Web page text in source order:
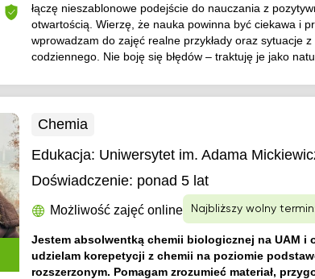
łączę nieszablonowe podejście do nauczania z
otwartością. Wierzę, że nauka powinna być ciekawa i
wprowadzam do zajęć realne przykłady oraz sytuacje z
codziennego. Nie boję się błędów – traktuję je jako
Chemia
Edukacja: Uniwersytet im. Adama
Doświadczenie: ponad 5 lat
Możliwość zajęć online Najbliższy wolny termin:
Jestem absolwentką chemii biologicznej na UAM i
udzielam korepetycji z chemii na poziomie
rozszerzonym. Pomagam zrozumieć materiał,